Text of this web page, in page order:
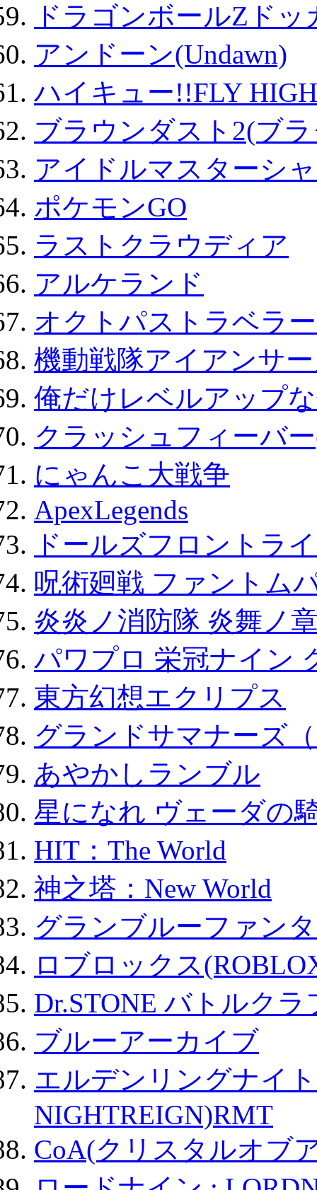
ドラゴンボールZド
アンドーン(Undawn)
ハイキュー!!FLY HIGH
ブラウンダスト2(ブ
アイドルマスターシ
ポケモンGO
ラストクラウディア
アルケランド
オクトパストラベラ
機動戦隊アイアンサ
俺だけレベルアップ
クラッシュフィーバ
にゃんこ大戦争
ApexLegends
ドールズフロントラ
呪術廻戦 ファントム
炎炎ノ消防隊 炎舞ノ
パワプロ 栄冠ナイン
東方幻想エクリプス
グランドサマナーズ
あやかしランブル
星になれ ヴェーダの
HIT：The World
神之塔：New World
グランブルーファン
ロブロックス
Dr.STONE バトルク
ブルーアーカイブ
エルデンリングナイ
NIGHTREIGN)RMT
CoA(クリスタルオブ